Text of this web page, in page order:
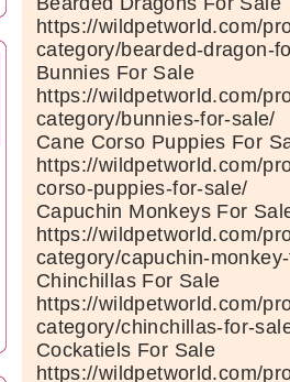
https://wildpetworld.com/
category/bearded-dragon-
Bunnies For Sale
https://wildpetworld.com/
category/bunnies-for-sale/
Cane Corso Puppies For
https://wildpetworld.com/
corso-puppies-for-sale/
Capuchin Monkeys For
https://wildpetworld.com/
category/capuchin-
Chinchillas For Sale
https://wildpetworld.com/
category/chinchillas-for-
Cockatiels For Sale
https://wildpetworld.com/